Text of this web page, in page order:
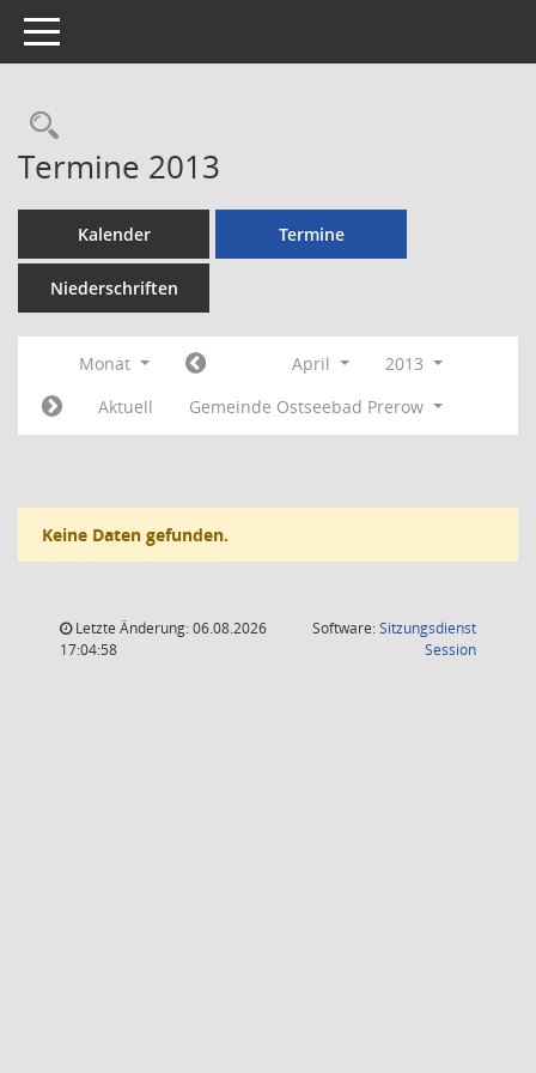
Toggle navigation
Rechercheauswahl
Termine 2013
Kalender Termine
Niederschriften
Monat April
2013
Aktuell
Gemeinde Ostseebad Prerow
Keine Daten gefunden.
Letzte Änderung: 06.08.2026
17:04:58
Software:Sitzungsdienst
Session(Wird in